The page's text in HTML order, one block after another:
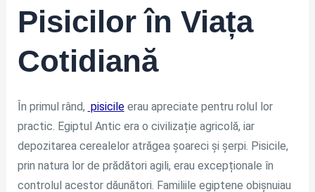
Pisicilor în Viața
Cotidiană
În primul rând, pisicileerau apreciate pentru rolul lor
practic. Egiptul Antic era o civilizație agricolă, iar
depozitarea cerealelor atrăgea șoareci și șerpi. Pisicile,
prin natura lor de prădători agili, erau excepționale în
controlul acestor dăunători. Familiile egiptene obișnuiau